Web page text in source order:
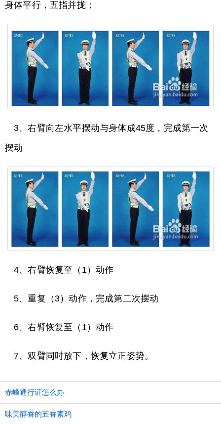
身体平行，五指并拢；
3、右臂向左水平摆动与身体成45度，完成第一次
摆动
4、右臂恢复至（1）动作
5、重复（3）动作，完成第二次摆动
6、右臂恢复至（1）动作
7、双臂同时放下，恢复立正姿势。
赤峰通行证怎么办
味美醇香的五香素鸡